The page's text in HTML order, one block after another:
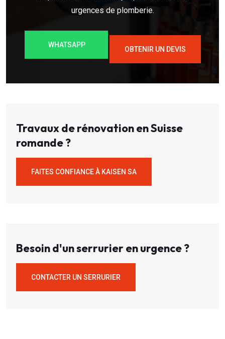
urgences de plomberie.
WHATSAPP
OBTENIR UN DEVIS
Travaux de rénovation en Suisse
romande ?
FAITES CONFIANCE À KAISEN SA
Besoin d'un serrurier en urgence ?
CONTACTER UN SERRURIER